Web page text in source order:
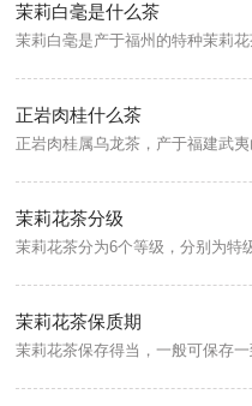
茉莉白毫是什么茶
正岩肉桂什么茶
茉莉花茶分级
茉莉花茶保质期